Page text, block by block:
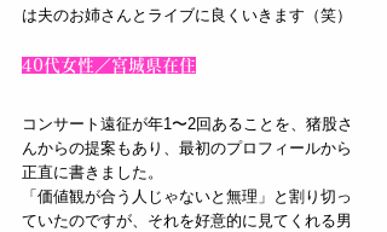
は夫のお姉さんとライブに良くいきます（笑）
40代女性／宮城県在住
コンサート遠征が年1〜2回あることを、猪股さ
んからの提案もあり、最初のプロフィールから
正直に書きました。
「価値観が合う人じゃないと無理」と割り切っ
ていたのですが、それを好意的に見てくれる男